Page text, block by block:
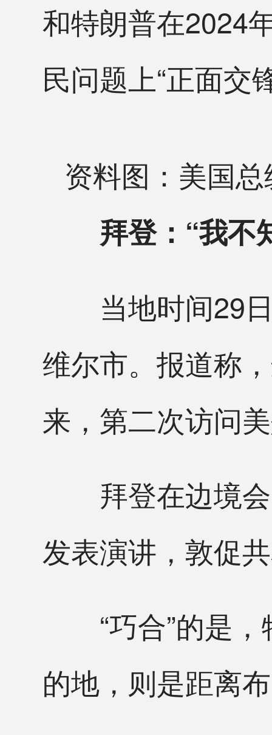
和特朗普在2024
民问题上“正面交
资料图：美国
拜登：“我不
当地时间29日
维尔市。报道称
来，第二次访问
拜登在边境会
发表演讲，敦促
“巧合”的是，
的地，则是距离